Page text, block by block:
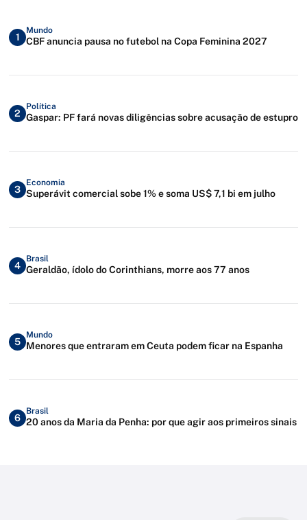
1
Mundo
CBF anuncia pausa no futebol na Copa Feminina 2027
2
Política
Gaspar: PF fará novas diligências sobre acusação de estupro
3
Economia
Superávit comercial sobe 1% e soma US$ 7,1 bi em julho
4
Brasil
Geraldão, ídolo do Corinthians, morre aos 77 anos
5
Mundo
Menores que entraram em Ceuta podem ficar na Espanha
6
Brasil
20 anos da Maria da Penha: por que agir aos primeiros sinais